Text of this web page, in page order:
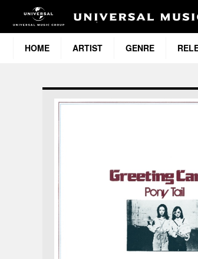
HOME ARTIST GENRE